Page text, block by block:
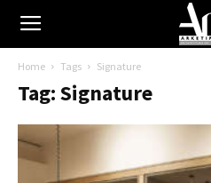
Home Tags Signature
Tag: Signature